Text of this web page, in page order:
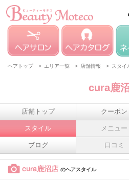
ヘアトップ > エリア一覧 > 店舗情報 > スタ
cura鹿
店舗トップ クーポン
スタイル メニュー
ブログ 口コミ
cura鹿沼店 のヘアスタイル